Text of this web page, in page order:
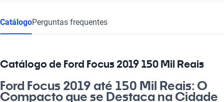
CatálogoPerguntas frequentes
Catálogo de Ford Focus 2019 150 Mil Reais
Ford Focus 2019 até 150 Mil Reais: O
Compacto que se Destaca na Cidade